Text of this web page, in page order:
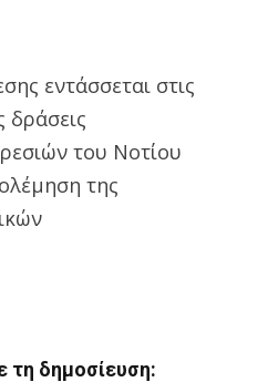
εντάσσεται στις
δράσεις
του Νοτίου
της
τη δημοσίευση: